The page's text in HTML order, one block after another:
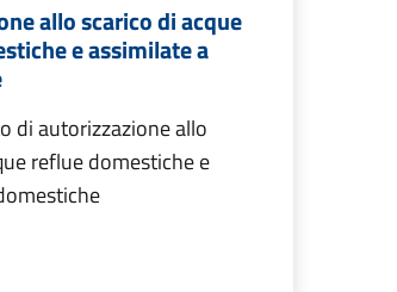
allo scarico di acque
e assimilate a
di autorizzazione allo
reflue domestiche e